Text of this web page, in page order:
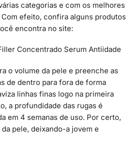
categorias e com os melhores
efeito, confira alguns produtos
encontra no site:
Concentrado Serum Antiidade
o volume da pele e preenche as
de dentro para fora de forma
linhas finas logo na primeira
a profundidade das rugas é
em 4 semanas de uso. Por certo,
pele, deixando-a jovem e